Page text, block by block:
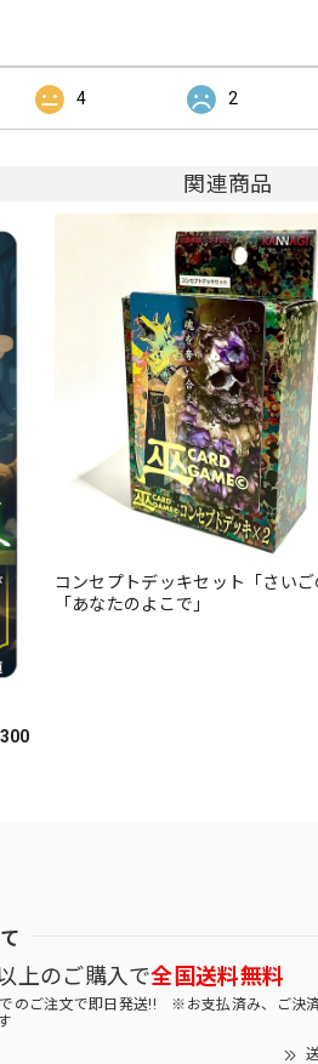
4 2
関連商品
コンセプトデッキセット「さい
「あなたのよこで」
上のご購入で全国送料無料
のご注文で即日発送!! ※お支払済み、ご決